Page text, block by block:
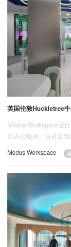
英国伦敦Huckletree
Modus Workspace设
合办公场所。这处新
Modus Workspace